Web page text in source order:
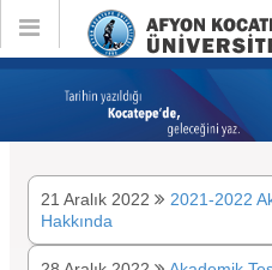
Toggle
DUYURULAR :Aralık
21 Aralık 2022
2021-2022
Hakkında